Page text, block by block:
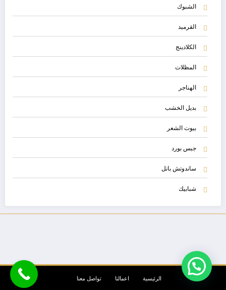
الشبوك
القرميد
الكلادينج
المظلات
الهناجر
بديل الخشب
بيوت الشعر
جبس بورد
ساندوتش بانل
شبابيك
الرئيسية اعمالنا تواصل معنا